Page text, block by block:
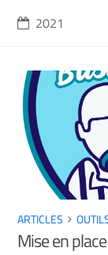
2021
ARTICLES
Mise en